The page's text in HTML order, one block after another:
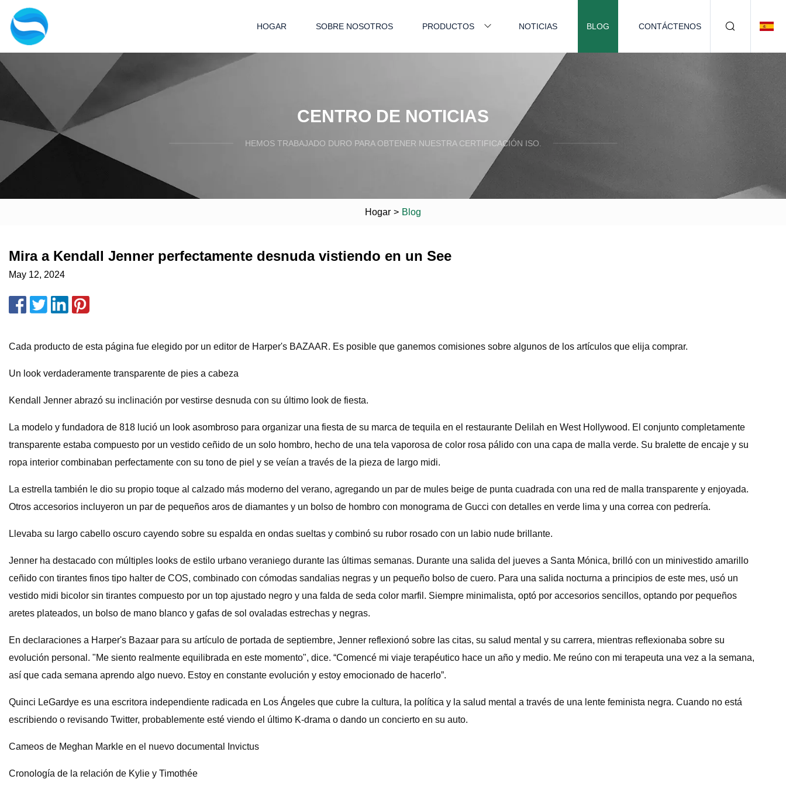
HOGAR SOBRE NOSOTROS PRODUCTOS NOTICIAS BLOG CONTÁCTENOS
CENTRO DE NOTICIAS
HEMOS TRABAJADO DURO PARA OBTENER NUESTRA CERTIFICACIÓN ISO.
Hogar > Blog
Mira a Kendall Jenner perfectamente desnuda vistiendo en un See
May 12, 2024
Cada producto de esta página fue elegido por un editor de Harper's BAZAAR. Es posible que ganemos comisiones sobre algunos de los artículos que elija comprar.
Un look verdaderamente transparente de pies a cabeza
Kendall Jenner abrazó su inclinación por vestirse desnuda con su último look de fiesta.
La modelo y fundadora de 818 lució un look asombroso para organizar una fiesta de su marca de tequila en el restaurante Delilah en West Hollywood. El conjunto completamente
transparente estaba compuesto por un vestido ceñido de un solo hombro, hecho de una tela vaporosa de color rosa pálido con una capa de malla verde. Su bralette de encaje y su
ropa interior combinaban perfectamente con su tono de piel y se veían a través de la pieza de largo midi.
La estrella también le dio su propio toque al calzado más moderno del verano, agregando un par de mules beige de punta cuadrada con una red de malla transparente y enjoyada.
Otros accesorios incluyeron un par de pequeños aros de diamantes y un bolso de hombro con monograma de Gucci con detalles en verde lima y una correa con pedrería.
Llevaba su largo cabello oscuro cayendo sobre su espalda en ondas sueltas y combinó su rubor rosado con un labio nude brillante.
Jenner ha destacado con múltiples looks de estilo urbano veraniego durante las últimas semanas. Durante una salida del jueves a Santa Mónica, brilló con un minivestido amarillo
ceñido con tirantes finos tipo halter de COS, combinado con cómodas sandalias negras y un pequeño bolso de cuero. Para una salida nocturna a principios de este mes, usó un
vestido midi bicolor sin tirantes compuesto por un top ajustado negro y una falda de seda color marfil. Siempre minimalista, optó por accesorios sencillos, optando por pequeños
aretes plateados, un bolso de mano blanco y gafas de sol ovaladas estrechas y negras.
En declaraciones a Harper's Bazaar para su artículo de portada de septiembre, Jenner reflexionó sobre las citas, su salud mental y su carrera, mientras reflexionaba sobre su
evolución personal. "Me siento realmente equilibrada en este momento", dice. “Comencé mi viaje terapéutico hace un año y medio. Me reúno con mi terapeuta una vez a la semana,
así que cada semana aprendo algo nuevo. Estoy en constante evolución y estoy emocionado de hacerlo”.
Quinci LeGardye es una escritora independiente radicada en Los Ángeles que cubre la cultura, la política y la salud mental a través de una lente feminista negra. Cuando no está
escribiendo o revisando Twitter, probablemente esté viendo el último K-drama o dando un concierto en su auto.
Cameos de Meghan Markle en el nuevo documental Invictus
Cronología de la relación de Kylie y Timothée